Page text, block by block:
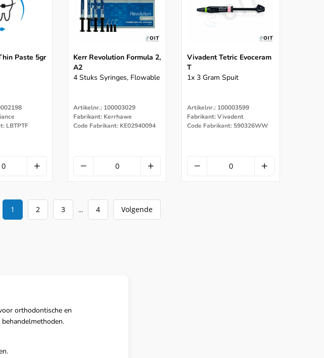
Paste 5gr
LBTPTF
Kerr Revolution Formula 2,
A2
4 Stuks Syringes, Flowable
Artikelnr.: 100003029
Fabrikant: Kerrhawe
Code Fabrikant: KE02940094
Vivadent Tetric Evoceram
T
1x 3 Gram Spuit
Artikelnr.: 100003599
Fabrikant: Vivadent
Code Fabrikant: 590326WW
1 2 3 ... 4 Volgende
orthodontische en